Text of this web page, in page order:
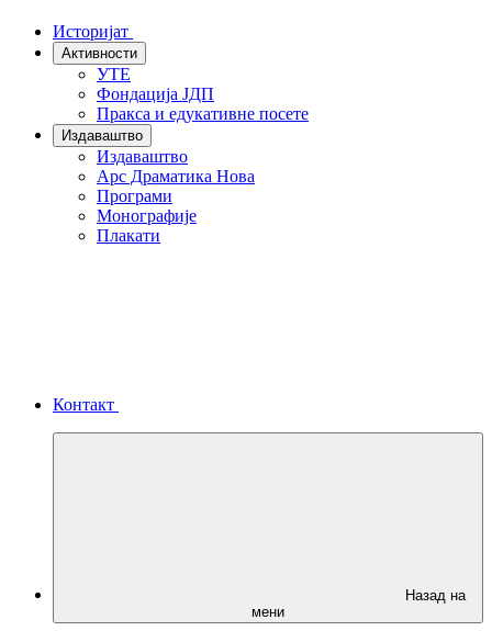
Историјат
Активности
УТЕ
Фондација ЈДП
Пракса и едукативне посете
Издаваштво
Издаваштво
Арс Драматика Нова
Програми
Монографије
Плакати
Контакт
Назад на
мени